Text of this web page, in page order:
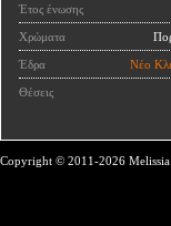
Έτος ένωσης
Χρώματα
Έδρα Νέο
Θέσεις
Copyright © 2011-2026